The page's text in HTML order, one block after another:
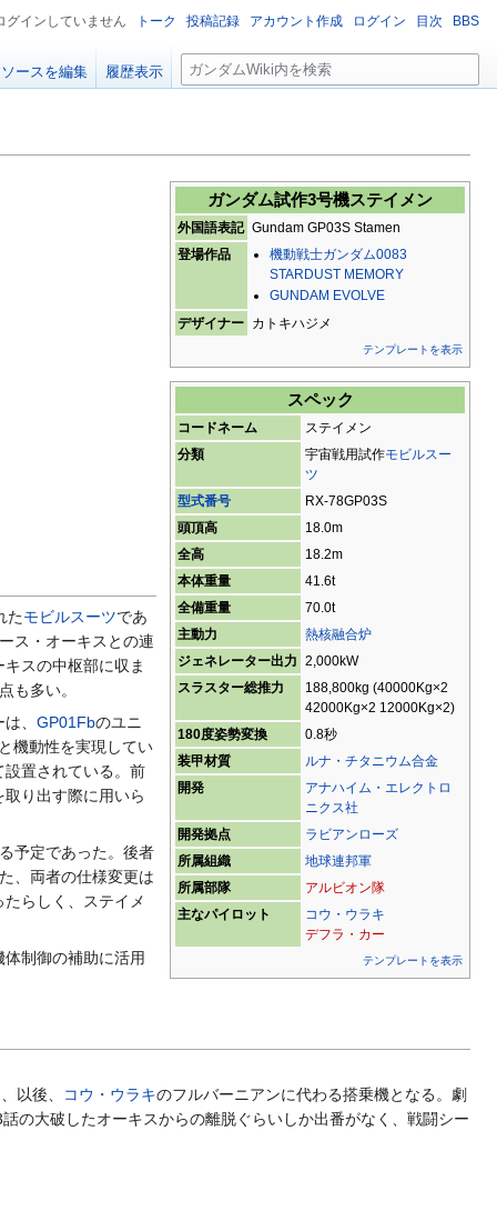
ガンダム試作3号機ステイメン
外国語表記 Gundam GP03S Stamen
登場作品
機動戦士ガンダム0083
STARDUST MEMORY
GUNDAM EVOLVE
デザイナー カトキハジメ
テンプレートを表示
スペック
コードネーム
ステイメン
分類
宇宙戦用試作モビルスー
ツ
型式番号
RX-78GP03S
頭頂高
18.0m
全高
18.2m
本体重量
41.6t
全備重量
70.0t
主動力
熱核融合炉
ジェネレーター出力
2,000kW
スラスター総推力
188,800kg (40000Kg×2
42000Kg×2 12000Kg×2)
180度姿勢変換
0.8秒
装甲材質
ルナ・チタニウム合金
開発
アナハイム・エレクトロ
ニクス社
開発拠点
ラビアンローズ
所属組織
地球連邦軍
所属部隊
アルビオン隊
主なパイロット
コウ・ウラキ
デフラ・カー
テンプレートを表示
たモビルスーツであ
ス・オーキスとの連
スの中枢部に収ま
も多い。
、 GP01Fbのユニ
機動性を実現してい
置されている。前
り出す際に用いら
予定であった。後者
、両者の仕様変更は
らしく、ステイメ
制御の補助に活用
以後、 コウ・ウラキのフルバーニアンに代わる搭乗機となる。劇
の大破したオーキスからの離脱ぐらいしか出番がなく、戦闘シー
グインしていません トーク 投稿記録 アカウント作成 ログイン 目次 BBS
ソースを編集 履歴表示
検
索